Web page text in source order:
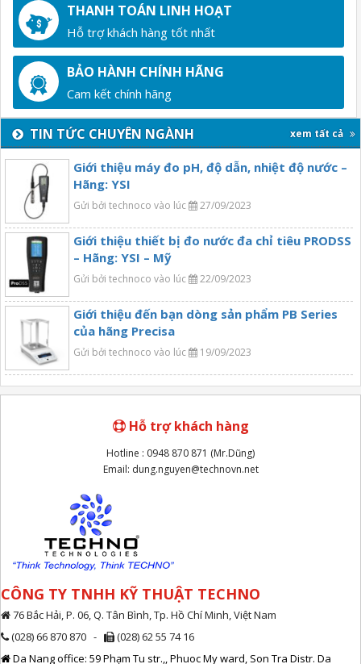
THANH TOÁN LINH HOẠT
Hỗ trợ khách hàng tốt nhất
BẢO HÀNH CHÍNH HÃNG
Cam kết chính hãng
TIN TỨC CHUYÊN NGÀNH xem tất cả
Giới thiệu máy đo pH, độ dẫn, nhiệt độ nước –
Hãng: YSI
Gửi bởi technoco vào lúc 27/09/2023
Giới thiệu thiết bị đo nước đa chỉ tiêu PRODSS
– Hãng: YSI – Mỹ
Gửi bởi technoco vào lúc 22/09/2023
Giới thiệu đến bạn dòng sản phẩm PB Series
của hãng Precisa
Gửi bởi technoco vào lúc 19/09/2023
Hỗ trợ khách hàng
Hotline : 0948 870 871 (Mr.Dũng)
Email: dung.nguyen@technovn.net
CÔNG TY TNHH KỸ THUẬT TECHNO
76 Bắc Hải, P. 06, Q. Tân Bình, Tp. Hồ Chí Minh, Việt Nam
(028) 66 870 870 -
(028) 62 55 74 16
Da Nang office: 59 Phạm Tu str.,, Phuoc My ward, Son Tra Distr. Da